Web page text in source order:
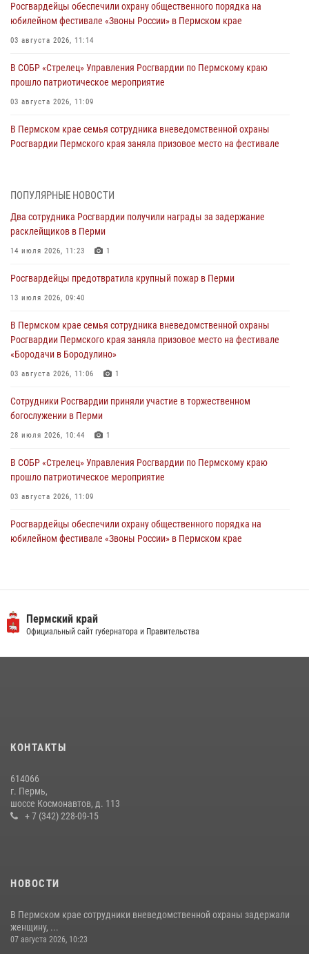
Росгвардейцы обеспечили охрану общественного порядка на
юбилейном фестивале «Звоны России» в Пермском крае
03 августа 2026, 11:14
В СОБР «Стрелец» Управления Росгвардии по Пермскому краю
прошло патриотическое мероприятие
03 августа 2026, 11:09
В Пермском крае семья сотрудника вневедомственной охраны
Росгвардии Пермского края заняла призовое место на фестивале
юных спортсменов
03 августа 2026, 10:59
30 июля 2026, 05:19
богослужении в Перми
28 июля 2026, 10:44
Росгвардейцы оказали силовую поддержку при задержании
28 июля 2026, 06:15
ПОПУЛЯРНЫЕ НОВОСТИ
Два сотрудника Росгвардии получили награды за задержание
расклейщиков в Перми
14 июля 2026, 11:23 1
Росгвардейцы предотвратила крупный пожар в Перми
13 июля 2026, 09:40
В Пермском крае семья сотрудника вневедомственной охраны
Росгвардии Пермского края заняла призовое место на фестивале
«Бородачи в Бородулино»
03 августа 2026, 11:06 1
Сотрудники Росгвардии приняли участие в торжественном
богослужении в Перми
28 июля 2026, 10:44 1
В СОБР «Стрелец» Управления Росгвардии по Пермскому краю
прошло патриотическое мероприятие
03 августа 2026, 11:09
Росгвардейцы обеспечили охрану общественного порядка на
юбилейном фестивале «Звоны России» в Пермском крае
ветеринарно-санитарной службы с годовщиной образования
13 июля 2026, 10:43
09 июля 2026, 06:36
30 июля 2026, 05:19
Пермский край
Официальный сайт губернатора и Правительства
КОНТАКТЫ
614066
г. Пермь,
шоссе Космонавтов, д. 113
+ 7 (342) 228-09-15
НОВОСТИ
В Пермском крае сотрудники вневедомственной охраны задержали
женщину, ...
07 августа 2026, 10:23